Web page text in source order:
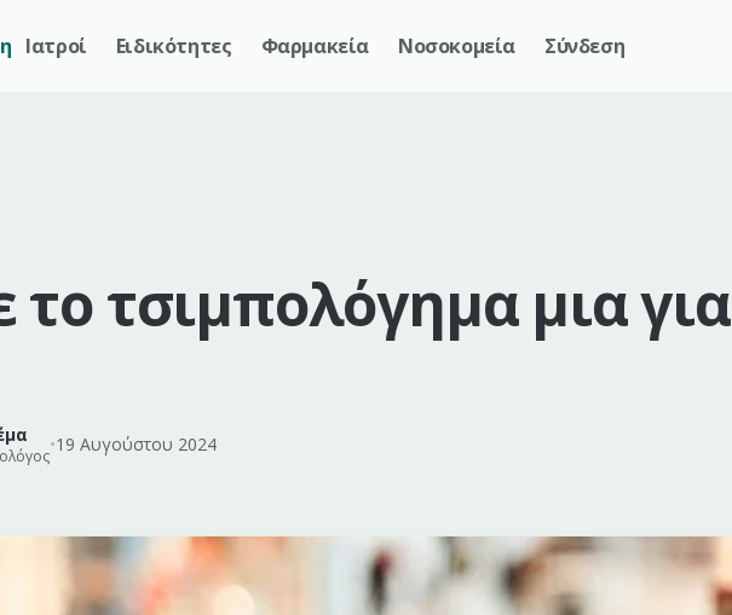
Ιατροί Ειδικότητες Φαρμακεία Νοσοκομεία Σύνδεση
το τσιμπολόγημα μια για
•19 Αυγούστου 2024